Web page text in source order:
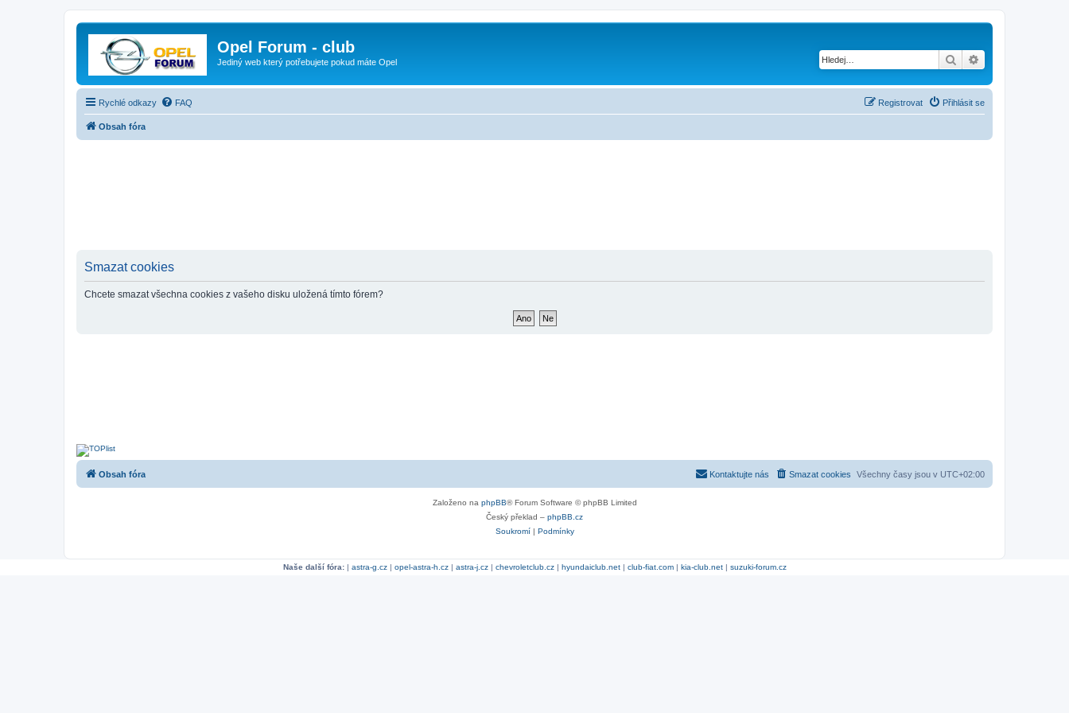
Opel Forum - club
Jediný web který potřebujete pokud máte Opel Hledat
Rychlé odkazy FAQ Přihlásit se
Registrovat
Obsah fóra
Smazat cookies
Chcete smazat všechna cookies z vašeho disku uložená tímto fórem?
Obsah fóra Všechny časy jsou v UTC+02:00
Smazat cookies
Kontaktujte nás
Založeno na phpBB® Forum Software © phpBB Limited
Český překlad – phpBB.cz
Soukromí| Podmínky
Naše další fóra:| astra-g.cz| opel-astra-h.cz| astra-j.cz| chevroletclub.cz| hyundaiclub.net| club-fiat.com| kia-club.net| suzuki-forum.cz